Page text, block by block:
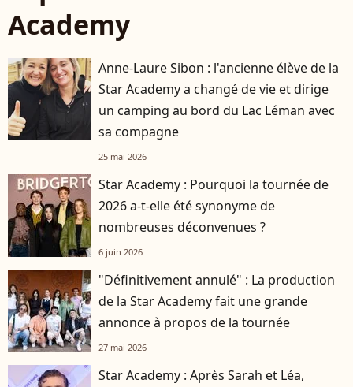
Academy
Anne-Laure Sibon : l'ancienne élève de la
Star Academy a changé de vie et dirige
un camping au bord du Lac Léman avec
sa compagne
25 mai 2026
Star Academy : Pourquoi la tournée de
2026 a-t-elle été synonyme de
nombreuses déconvenues ?
6 juin 2026
"Définitivement annulé" : La production
de la Star Academy fait une grande
annonce à propos de la tournée
27 mai 2026
Star Academy : Après Sarah et Léa,